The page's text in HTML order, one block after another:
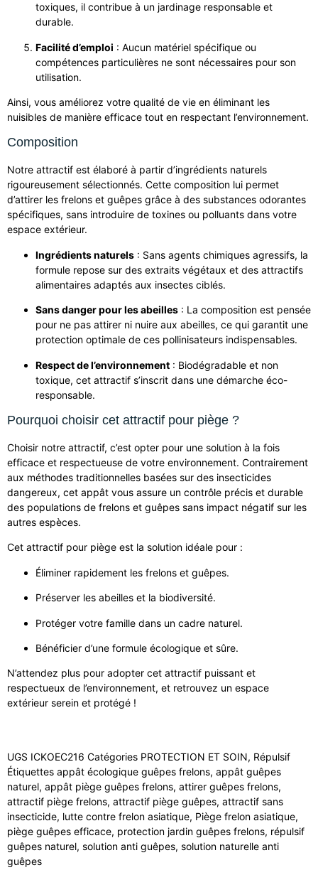
toxiques, il contribue à un jardinage responsable et
durable.
Facilité d’emploi : Aucun matériel spécifique ou
compétences particulières ne sont nécessaires pour son
utilisation.
Ainsi, vous améliorez votre qualité de vie en éliminant les
nuisibles de manière efficace tout en respectant l’environnement.
Composition
Notre attractif est élaboré à partir d’ingrédients naturels
rigoureusement sélectionnés. Cette composition lui permet
d’attirer les frelons et guêpes grâce à des substances odorantes
spécifiques, sans introduire de toxines ou polluants dans votre
espace extérieur.
Ingrédients naturels : Sans agents chimiques agressifs, la
formule repose sur des extraits végétaux et des attractifs
alimentaires adaptés aux insectes ciblés.
Sans danger pour les abeilles : La composition est pensée
pour ne pas attirer ni nuire aux abeilles, ce qui garantit une
protection optimale de ces pollinisateurs indispensables.
Respect de l’environnement : Biodégradable et non
toxique, cet attractif s’inscrit dans une démarche éco-
responsable.
Pourquoi choisir cet attractif pour piège ?
Choisir notre attractif, c’est opter pour une solution à la fois
efficace et respectueuse de votre environnement. Contrairement
aux méthodes traditionnelles basées sur des insecticides
dangereux, cet appât vous assure un contrôle précis et durable
des populations de frelons et guêpes sans impact négatif sur les
autres espèces.
Cet attractif pour piège est la solution idéale pour :
Éliminer rapidement les frelons et guêpes.
Préserver les abeilles et la biodiversité.
Protéger votre famille dans un cadre naturel.
Bénéficier d’une formule écologique et sûre.
N’attendez plus pour adopter cet attractif puissant et
respectueux de l’environnement, et retrouvez un espace
extérieur serein et protégé !
UGS ICKOEC216 Catégories PROTECTION ET SOIN, Répulsif
Étiquettes appât écologique guêpes frelons, appât guêpes
naturel, appât piège guêpes frelons, attirer guêpes frelons,
attractif piège frelons, attractif piège guêpes, attractif sans
insecticide, lutte contre frelon asiatique, Piège frelon asiatique,
piège guêpes efficace, protection jardin guêpes frelons, répulsif
guêpes naturel, solution anti guêpes, solution naturelle anti
guêpes